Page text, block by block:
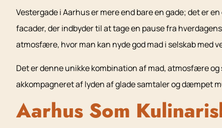
Vestergade i Aarhus er mere end bare en gade; det er
facader, der indbyder til at tage en pause fra
atmosfære, hvor man kan nyde god mad i selskab med
Det er denne unikke kombination af mad, atmosfære
akkompagneret af lyden af glade samtaler og dæmpet
Aarhus Som